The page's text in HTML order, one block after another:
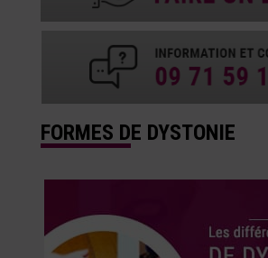
FORMES DE DYSTONIE